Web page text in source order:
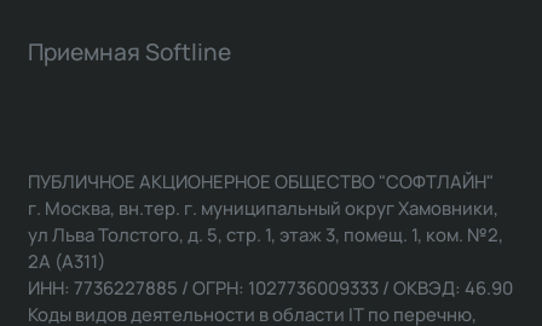
Приемная Softline
ПУБЛИЧНОЕ АКЦИОНЕРНОЕ ОБЩЕСТВО "СОФТЛАЙН"
г. Москва, вн.тер. г. муниципальный округ Хамовники,
ул Льва Толстого, д. 5, стр. 1, этаж 3, помещ. 1, ком. №2,
2А (А311)
ИНН: 7736227885 / ОГРН: 1027736009333 / ОКВЭД: 46.90
Коды видов деятельности в области IT по перечню,